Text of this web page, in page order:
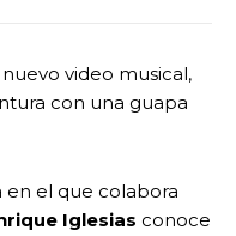
video musical,
con una guapa
en el que colabora
Iglesias conoce